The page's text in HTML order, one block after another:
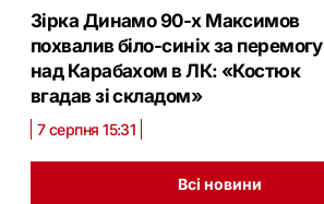
Зірка Динамо 90-х Максимов
похвалив біло-синіх за перемогу
над Карабахом в ЛК: «Костюк
вгадав зі складом»
7 серпня 15:31
Всі новини